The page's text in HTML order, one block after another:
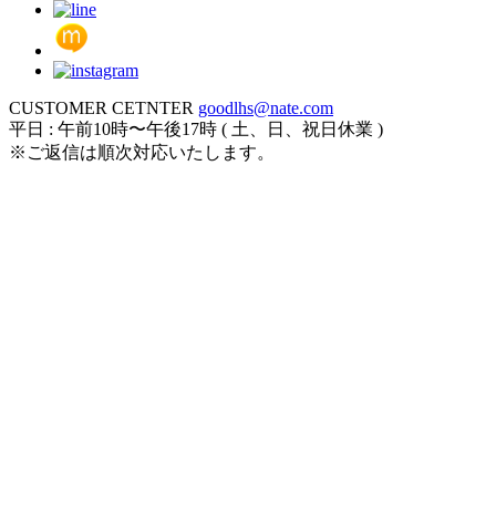
CUSTOMER CETNTER goodlhs@nate.com
平日 : 午前10時〜午後17時 ( 土、日、祝日休業 )
※ご返信は順次対応いたします。